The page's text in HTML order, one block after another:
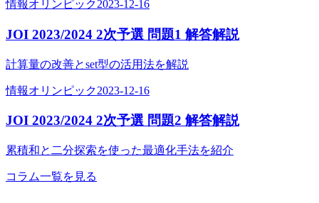
情報オリンピック2023-12-16
JOI 2023/2024 2次予選 問題1 解答解説
計算量の改善とset型の活用法を解説
情報オリンピック2023-12-16
JOI 2023/2024 2次予選 問題2 解答解説
累積和と二分探索を使った最適化手法を紹介
コラム一覧を見る